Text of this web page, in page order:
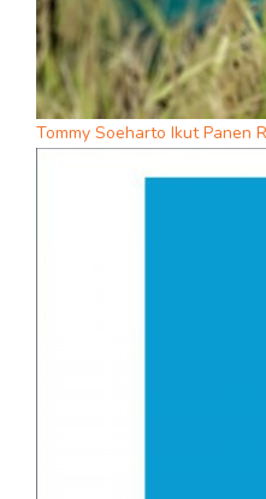
Tommy Soeharto Ikut Panen